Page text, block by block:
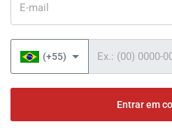
(+55)
Entrar em